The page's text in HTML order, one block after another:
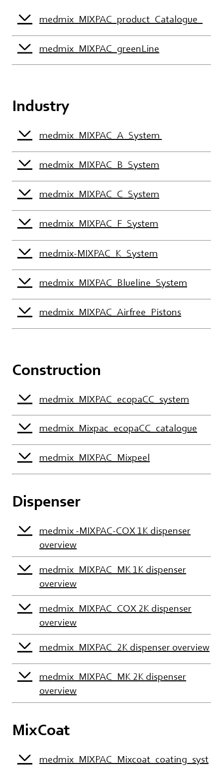
medmix_MIXPAC_product_Catalogue_
medmix_MIXPAC_greenLine
Industry
medmix_MIXPAC_A_System
medmix_MIXPAC_B_System
medmix_MIXPAC_C_System
medmix_MIXPAC_F_System
medmix-MIXPAC_K_System
medmix_MIXPAC_Blueline_System
medmix_MIXPAC_Airfree_Pistons
Construction
medmix_MIXPAC_ecopaCC_system
medmix_Mixpac_ecopaCC_catalogue
medmix_MIXPAC_Mixpeel
Dispenser
medmix -MIXPAC-COX 1K dispenser
overview
medmix_MIXPAC_MK 1K dispenser
overview
medmix_MIXPAC_COX 2K dispenser
overview
medmix_MIXPAC_2K dispenser overview
medmix_MIXPAC_MK 2K dispenser
overview
MixCoat
medmix_MIXPAC_Mixcoat_coating_syst